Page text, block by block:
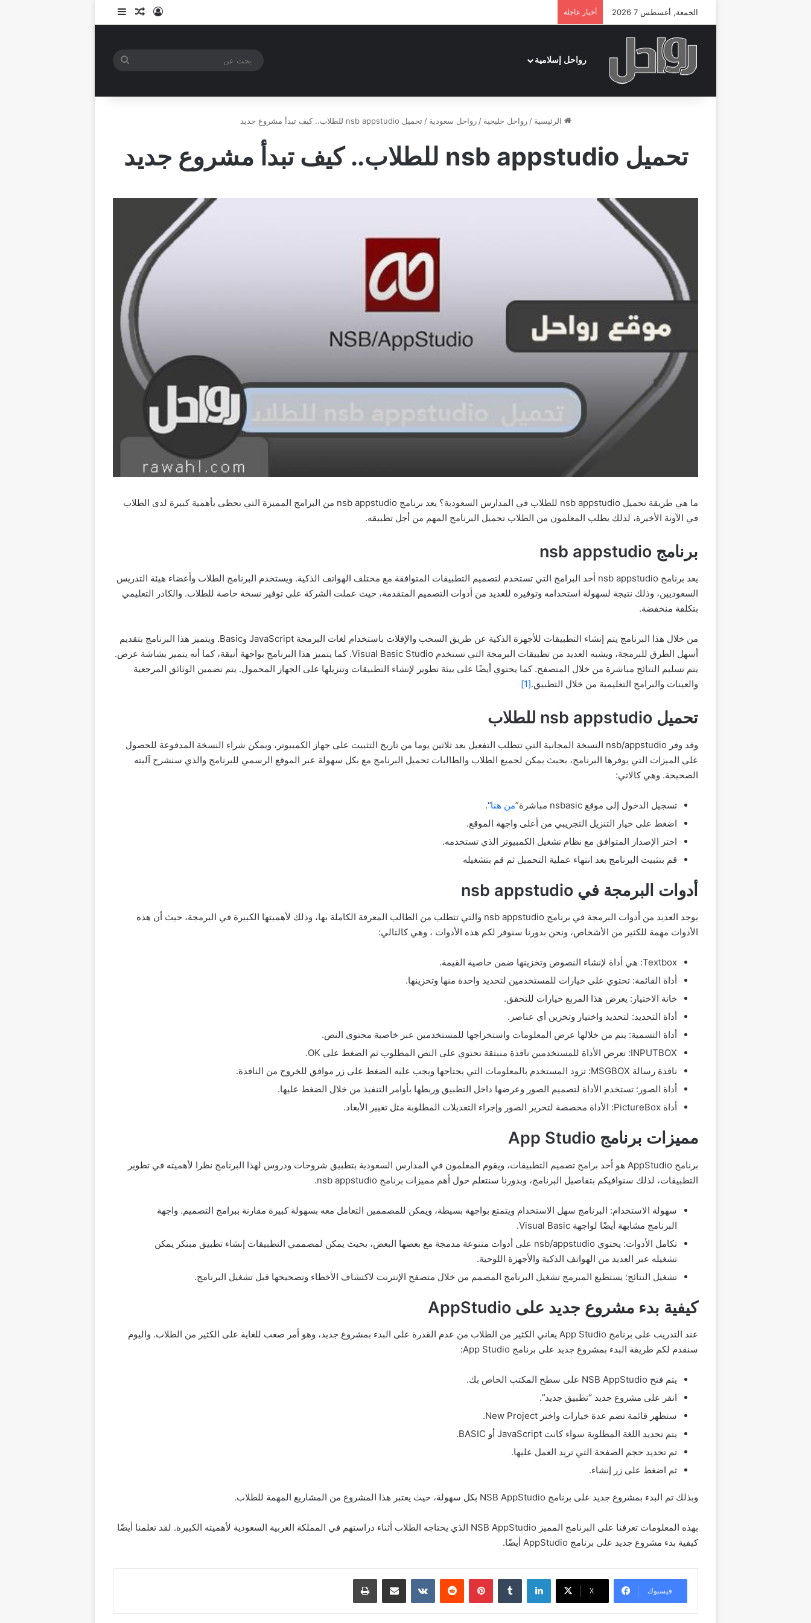
الجمعة, أغسطس 7 2026 أخبار عاجلة تسجيل الدخول
مقال عشوائي
إضافة عمود جانبي
رواحل إسلامية
بحث
الرئيسية / رواحل خليجية / رواحل سعودية / تحميل nsb appstudio للطلاب.. كيف تبدأ مشروع جديد
تحميل nsb appstudio للطلاب.. كيف تبدأ مشروع جديد
ما هي طريقة تحميل nsb appstudio للطلاب في المدارس السعودية؟ يعد برنامج nsb appstudio من البرامج المميزة التي تحظى بأهمية كبيرة لدى الطلاب
في الآونة الأخيرة، لذلك يطلب المعلمون من الطلاب تحميل البرنامج المهم من أجل تطبيقه.
برنامج nsb appstudio
يعد برنامج nsb appstudio أحد البرامج التي تستخدم لتصميم التطبيقات المتوافقة مع مختلف الهواتف الذكية. ويستخدم البرنامج الطلاب وأعضاء هيئة التدريس
السعوديين، وذلك نتيجة لسهولة استخدامه وتوفيره للعديد من أدوات التصميم المتقدمة، حيث عملت الشركة على توفير نسخة خاصة للطلاب. والكادر التعليمي
بتكلفة منخفضة.
من خلال هذا البرنامج يتم إنشاء التطبيقات للأجهزة الذكية عن طريق السحب والإفلات باستخدام لغات البرمجة JavaScript وBasic. ويتميز هذا البرنامج بتقديم
أسهل الطرق للبرمجة، ويشبه العديد من تطبيقات البرمجة التي تستخدم Visual Basic Studio. كما يتميز هذا البرنامج بواجهة أنيقة، كما أنه يتميز بشاشة عرض.
يتم تسليم النتائج مباشرة من خلال المتصفح. كما يحتوي أيضًا على بيئة تطوير لإنشاء التطبيقات وتنزيلها على الجهاز المحمول. يتم تضمين الوثائق المرجعية
والعينات والبرامج التعليمية من خلال التطبيق.[1]
تحميل nsb appstudio للطلاب
وقد وفر nsb/appstudio النسخة المجانية التي تتطلب التفعيل بعد ثلاثين يوما من تاريخ التثبيت على جهاز الكمبيوتر، ويمكن شراء النسخة المدفوعة للحصول
على الميزات التي يوفرها البرنامج، بحيث يمكن لجميع الطلاب والطالبات تحميل البرنامج مع بكل سهولة عبر الموقع الرسمي للبرنامج والذي سنشرح آليته
الصحيحة. وهي كالاتي:
تسجيل الدخول إلى موقع nsbasic مباشرة” من هنا“.
اضغط على خيار التنزيل التجريبي من أعلى واجهة الموقع.
اختر الإصدار المتوافق مع نظام تشغيل الكمبيوتر الذي تستخدمه.
قم بتثبيت البرنامج بعد انتهاء عملية التحميل ثم قم بتشغيله
أدوات البرمجة في nsb appstudio
يوجد العديد من أدوات البرمجة في برنامج nsb appstudio والتي تتطلب من الطالب المعرفة الكاملة بها، وذلك لأهميتها الكبيرة في البرمجة، حيث أن هذه
الأدوات مهمة للكثير من الأشخاص، ونحن بدورنا سنوفر لكم هذه الأدوات ، وهي كالتالي:
Textbox: هي أداة لإنشاء النصوص وتخزينها ضمن خاصية القيمة.
أداة القائمة: تحتوي على خيارات للمستخدمين لتحديد واحدة منها وتخزينها.
خانة الاختيار: يعرض هذا المربع خيارات للتحقق.
أداة التحديد: لتحديد واختيار وتخزين أي عناصر.
أداة التسمية: يتم من خلالها عرض المعلومات واستخراجها للمستخدمين عبر خاصية محتوى النص.
INPUTBOX: تعرض الأداة للمستخدمين نافذة منبثقة تحتوي على النص المطلوب ثم الضغط على OK.
نافذة رسالة MSGBOX: تزود المستخدم بالمعلومات التي يحتاجها ويجب عليه الضغط على زر موافق للخروج من النافذة.
أداة الصور: تستخدم الأداة لتصميم الصور وعرضها داخل التطبيق وربطها بأوامر التنفيذ من خلال الضغط عليها.
أداة PictureBox: الأداة مخصصة لتحرير الصور وإجراء التعديلات المطلوبة مثل تغيير الأبعاد.
مميزات برنامج App Studio
برنامج AppStudio هو أحد برامج تصميم التطبيقات، ويقوم المعلمون في المدارس السعودية بتطبيق شروحات ودروس لهذا البرنامج نظرا لأهميته في تطوير
التطبيقات، لذلك سنوافيكم بتفاصيل البرنامج، وبدورنا سنتعلم حول أهم مميزات برنامج nsb appstudio.
سهولة الاستخدام: البرنامج سهل الاستخدام ويتمتع بواجهة بسيطة، ويمكن للمصممين التعامل معه بسهولة كبيرة مقارنة ببرامج التصميم. واجهة
البرنامج مشابهة أيضًا لواجهة Visual Basic.
تكامل الأدوات: يحتوي nsb/appstudio على أدوات متنوعة مدمجة مع بعضها البعض، بحيث يمكن لمصممي التطبيقات إنشاء تطبيق مبتكر يمكن
تشغيله عبر العديد من الهواتف الذكية والأجهزة اللوحية.
تشغيل النتائج: يستطيع المبرمج تشغيل البرنامج المصمم من خلال متصفح الإنترنت لاكتشاف الأخطاء وتصحيحها قبل تشغيل البرنامج.
كيفية بدء مشروع جديد على AppStudio
عند التدريب على برنامج App Studio يعاني الكثير من الطلاب من عدم القدرة على البدء بمشروع جديد، وهو أمر صعب للغاية على الكثير من الطلاب. واليوم
سنقدم لكم طريقة البدء بمشروع جديد على برنامج App Studio:
يتم فتح NSB AppStudio على سطح المكتب الخاص بك.
انقر على مشروع جديد “تطبيق جديد”.
ستظهر قائمة تضم عدة خيارات واختر New Project.
يتم تحديد اللغة المطلوبة سواء كانت JavaScript أو BASIC.
تم تحديد حجم الصفحة التي تريد العمل عليها.
ثم اضغط على زر إنشاء.
وبذلك تم البدء بمشروع جديد على برنامج NSB AppStudio بكل سهولة، حيث يعتبر هذا المشروع من المشاريع المهمة للطلاب.
بهذه المعلومات تعرفنا على البرنامج المميز NSB AppStudio الذي يحتاجه الطلاب أثناء دراستهم في المملكة العربية السعودية لأهميته الكبيرة. لقد تعلمنا أيضًا
كيفية بدء مشروع جديد على برنامج AppStudio أيضًا.
فيسبوك ‫X
لينكدإن بينتيريست مشاركة عبر البريد طباعة